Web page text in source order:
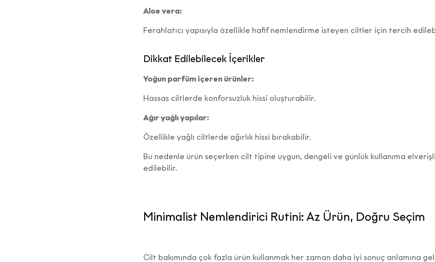
Aloe vera:
Ferahlatıcı yapısıyla özellikle hafif nemlendirme isteyen ciltler için tercih
Dikkat Edilebilecek İçerikler
Yoğun parfüm içeren ürünler:
Hassas ciltlerde konforsuzluk hissi oluşturabilir.
Ağır yağlı yapılar:
Özellikle yağlı ciltlerde ağırlık hissi bırakabilir.
Bu nedenle ürün seçerken cilt tipine uygun, dengeli ve günlük kullanıma
edilebilir.
Minimalist Nemlendirici Rutini: Az Ürün, Doğru Seçim
Cilt bakımında çok fazla ürün kullanmak her zaman daha iyi sonuç anlamına
f) Kişisel Veri Sahibi Olarak KVKK Kapsamındaki
Kişisel verisi işlenen kişi olarak, Kanunun ilgili kişinin haklarını
maddesi kapsamındaki haklarınızı (kişisel veri işlemeyi öğrenme,
yapılan kişileri bilme, eksik veya yanlış işlemelerin
kişilere bildirilmesini isteme, analize itiraz etme, zararın
talep etme) Veri Sorumlusuna Başvuru Usul ve Esasları Hakkında
Cadde/Sokak:MECİDİYEKÖY YOLU CAD. TRUMP TOWER No:12